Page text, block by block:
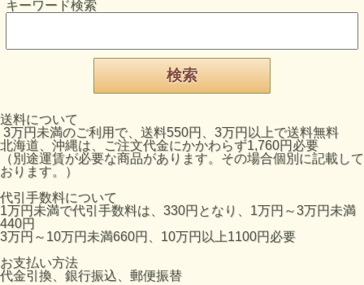
キーワード検索
送料について
3万円未満のご利用で、送料550円、3万円以上で送料無料
北海道、沖縄は、ご注文代金にかかわらず1,760円必要
（別途運賃が必要な商品があります。その場合個別に記載して
おります。）
代引手数料について
1万円未満で代引手数料は、330円となり、1万円～3万円未満
440円
3万円～10万円未満660円、10万円以上1100円必要
お支払い方法
代金引換、銀行振込、郵便振替